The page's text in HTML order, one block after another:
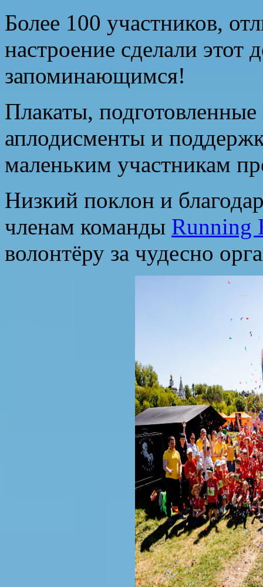
Более 100 участников,
настроение сделали этот
запоминающимся!
Плакаты,
аплодисменты и
маленьким участникам
Низкий поклон и
членам команды Running
волонтёру за чудесно